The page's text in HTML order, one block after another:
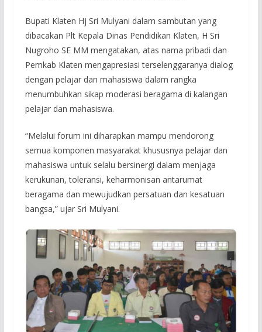
Bupati Klaten Hj Sri Mulyani dalam sambutan yang
dibacakan Plt Kepala Dinas Pendidikan Klaten, H Sri
Nugroho SE MM mengatakan, atas nama pribadi dan
Pemkab Klaten mengapresiasi terselenggaranya dialog
dengan pelajar dan mahasiswa dalam rangka
menumbuhkan sikap moderasi beragama di kalangan
pelajar dan mahasiswa.
“Melalui forum ini diharapkan mampu mendorong
semua komponen masyarakat khususnya pelajar dan
mahasiswa untuk selalu bersinergi dalam menjaga
kerukunan, toleransi, keharmonisan antarumat
beragama dan mewujudkan persatuan dan kesatuan
bangsa,” ujar Sri Mulyani.